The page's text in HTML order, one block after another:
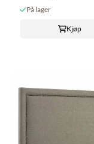
På lager
Kjøp